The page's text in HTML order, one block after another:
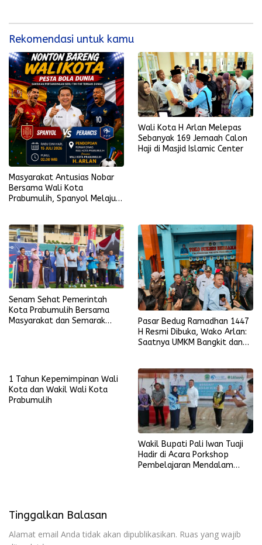
Rekomendasi untuk kamu
Masyarakat Antusias Nobar
Bersama Wali Kota
Prabumulih, Spanyol Melaju
Wali Kota H Arlan Melepas
Sebanyak 169 Jemaah Calon
Haji di Masjid Islamic Center
Senam Sehat Pemerintah
Kota Prabumulih Bersama
Masyarakat dan Semarak
Pasar Bedug Ramadhan 1447
H Resmi Dibuka, Wako Arlan:
Saatnya UMKM Bangkit dan
1 Tahun Kepemimpinan Wali
Kota dan Wakil Wali Kota
Prabumulih
Wakil Bupati Pali Iwan Tuaji
Hadir di Acara Porkshop
Pembelajaran Mendalam
Tinggalkan Balasan
Alamat email Anda tidak akan dipublikasikan. Ruas yang wajib